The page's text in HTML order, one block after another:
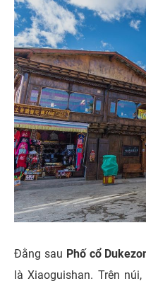
Đằng sau Phố cổ
là Xiaoguishan. Trên